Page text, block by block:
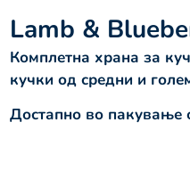
Lamb &
Комплетна храна за
кучки од средни и
Достапно во пакување